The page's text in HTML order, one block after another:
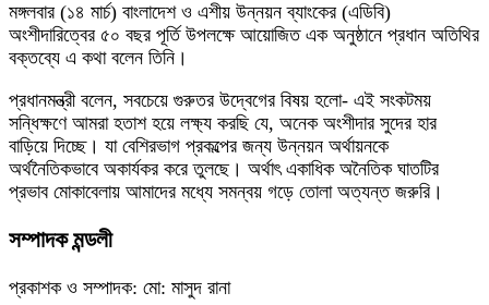
মঙ্গলবার (১৪ মার্চ) বাংলাদেশ ও এশীয় উন্নয়ন ব্যাংকের (এডিবি)
অংশীদারিত্বের ৫০ বছর পূর্তি উপলক্ষে আয়োজিত এক অনুষ্ঠানে প্রধান অতিথির
বক্তব্যে এ কথা বলেন তিনি।
প্রধানমন্ত্রী বলেন, সবচেয়ে গুরুতর উদ্বেগের বিষয় হলো- এই সংকটময়
সন্ধিক্ষণে আমরা হতাশ হয়ে লক্ষ্য করছি যে, অনেক অংশীদার সুদের হার
বাড়িয়ে দিচ্ছে। যা বেশিরভাগ প্রকল্পের জন্য উন্নয়ন অর্থায়নকে
অর্থনৈতিকভাবে অকার্যকর করে তুলছে। অর্থাৎ একাধিক অনৈতিক ঘাতটির
প্রভাব মোকাবেলায় আমাদের মধ্যে সমন্বয় গড়ে তোলা অত্যন্ত জরুরি।
সম্পাদক মন্ডলী
প্রকাশক ও সম্পাদক: মো: মাসুদ রানা